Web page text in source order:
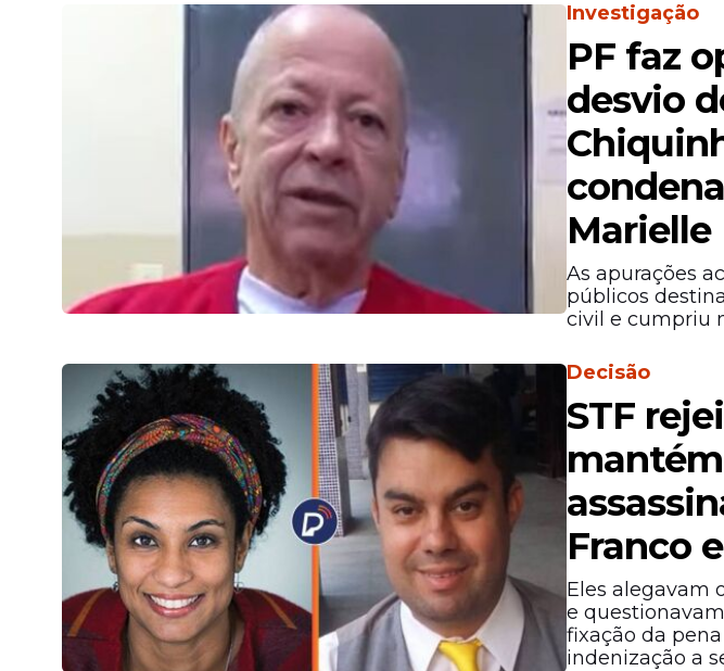
Investigação
PF faz
desvio
Marielle
As apurações
públicos
civil e cumpriu
Decisão
STF
Franco
Eles alegavam
e
fixação da
indenização a